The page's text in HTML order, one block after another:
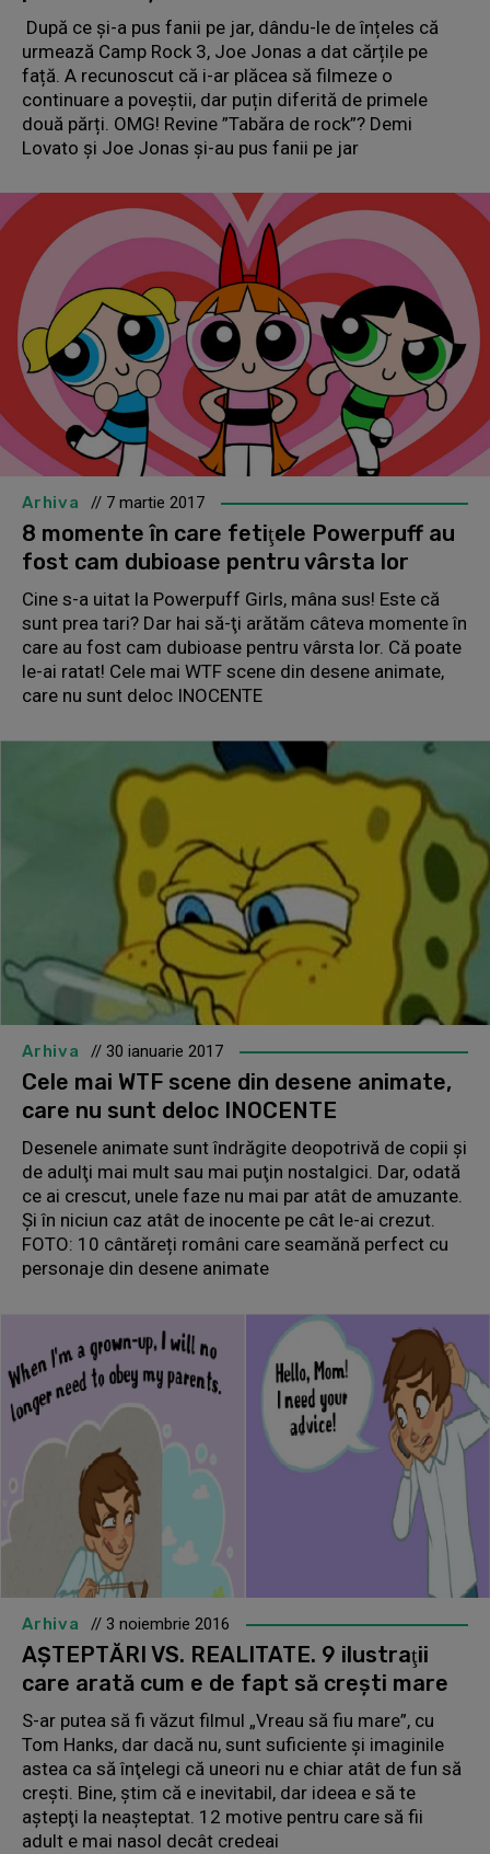
După ce și-a pus fanii pe jar, dându-le de înțeles că
urmează Camp Rock 3, Joe Jonas a dat cărțile pe
față. A recunoscut că i-ar plăcea să filmeze o
continuare a poveștii, dar puțin diferită de primele
două părți. OMG! Revine ”Tabăra de rock”? Demi
Lovato și Joe Jonas și-au pus fanii pe jar
Arhiva // 7 martie 2017
8 momente în care fetiţele Powerpuff au
fost cam dubioase pentru vârsta lor
Cine s-a uitat la Powerpuff Girls, mâna sus! Este că
sunt prea tari? Dar hai să-ţi arătăm câteva momente în
care au fost cam dubioase pentru vârsta lor. Că poate
le-ai ratat! Cele mai WTF scene din desene animate,
care nu sunt deloc INOCENTE
Arhiva // 30 ianuarie 2017
Cele mai WTF scene din desene animate,
care nu sunt deloc INOCENTE
Desenele animate sunt îndrăgite deopotrivă de copii şi
de adulţi mai mult sau mai puţin nostalgici. Dar, odată
ce ai crescut, unele faze nu mai par atât de amuzante.
Şi în niciun caz atât de inocente pe cât le-ai crezut.
FOTO: 10 cântăreți români care seamănă perfect cu
personaje din desene animate
Arhiva // 3 noiembrie 2016
AŞTEPTĂRI VS. REALITATE. 9 ilustraţii
care arată cum e de fapt să creşti mare
S-ar putea să fi văzut filmul „Vreau să fiu mare”, cu
Tom Hanks, dar dacă nu, sunt suficiente şi imaginile
astea ca să înţelegi că uneori nu e chiar atât de fun să
creşti. Bine, ştim că e inevitabil, dar ideea e să te
aştepţi la neaşteptat. 12 motive pentru care să fii
adult e mai nasol decât credeai